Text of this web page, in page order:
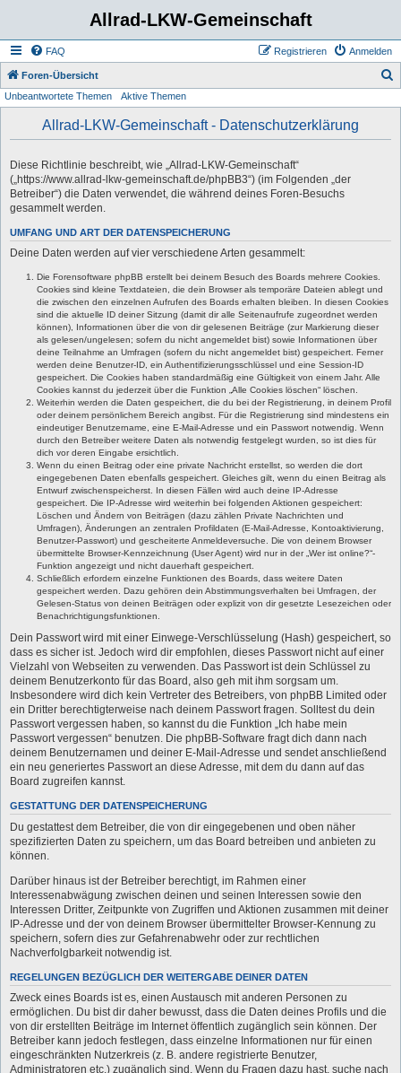
Allrad-LKW-Gemeinschaft
FAQ Anmelden
Registrieren
Foren-Übersicht
Unbeantwortete Themen Aktive Themen
Allrad-LKW-Gemeinschaft - Datenschutzerklärung
Diese Richtlinie beschreibt, wie „Allrad-LKW-Gemeinschaft“
(„https://www.allrad-lkw-gemeinschaft.de/phpBB3“) (im Folgenden „der
Betreiber“) die Daten verwendet, die während deines Foren-Besuchs
gesammelt werden.
UMFANG UND ART DER DATENSPEICHERUNG
Deine Daten werden auf vier verschiedene Arten gesammelt:
Die Forensoftware phpBB erstellt bei deinem Besuch des Boards mehrere Cookies.
Cookies sind kleine Textdateien, die dein Browser als temporäre Dateien ablegt und
die zwischen den einzelnen Aufrufen des Boards erhalten bleiben. In diesen Cookies
sind die aktuelle ID deiner Sitzung (damit dir alle Seitenaufrufe zugeordnet werden
können), Informationen über die von dir gelesenen Beiträge (zur Markierung dieser
als gelesen/ungelesen; sofern du nicht angemeldet bist) sowie Informationen über
deine Teilnahme an Umfragen (sofern du nicht angemeldet bist) gespeichert. Ferner
werden deine Benutzer-ID, ein Authentifizierungsschlüssel und eine Session-ID
gespeichert. Die Cookies haben standardmäßig eine Gültigkeit von einem Jahr. Alle
Cookies kannst du jederzeit über die Funktion „Alle Cookies löschen“ löschen.
Weiterhin werden die Daten gespeichert, die du bei der Registrierung, in deinem Profil
oder deinem persönlichem Bereich angibst. Für die Registrierung sind mindestens ein
eindeutiger Benutzername, eine E-Mail-Adresse und ein Passwort notwendig. Wenn
durch den Betreiber weitere Daten als notwendig festgelegt wurden, so ist dies für
dich vor deren Eingabe ersichtlich.
Wenn du einen Beitrag oder eine private Nachricht erstellst, so werden die dort
eingegebenen Daten ebenfalls gespeichert. Gleiches gilt, wenn du einen Beitrag als
Entwurf zwischenspeicherst. In diesen Fällen wird auch deine IP-Adresse
gespeichert. Die IP-Adresse wird weiterhin bei folgenden Aktionen gespeichert:
Löschen und Ändern von Beiträgen (dazu zählen Private Nachrichten und
Umfragen), Änderungen an zentralen Profildaten (E-Mail-Adresse, Kontoaktivierung,
Benutzer-Passwort) und gescheiterte Anmeldeversuche. Die von deinem Browser
übermittelte Browser-Kennzeichnung (User Agent) wird nur in der „Wer ist online?“-
Funktion angezeigt und nicht dauerhaft gespeichert.
Schließlich erfordern einzelne Funktionen des Boards, dass weitere Daten
gespeichert werden. Dazu gehören dein Abstimmungsverhalten bei Umfragen, der
Gelesen-Status von deinen Beiträgen oder explizit von dir gesetzte Lesezeichen oder
Benachrichtigungsfunktionen.
Dein Passwort wird mit einer Einwege-Verschlüsselung (Hash) gespeichert, so
dass es sicher ist. Jedoch wird dir empfohlen, dieses Passwort nicht auf einer
Vielzahl von Webseiten zu verwenden. Das Passwort ist dein Schlüssel zu
deinem Benutzerkonto für das Board, also geh mit ihm sorgsam um.
Insbesondere wird dich kein Vertreter des Betreibers, von phpBB Limited oder
ein Dritter berechtigterweise nach deinem Passwort fragen. Solltest du dein
Passwort vergessen haben, so kannst du die Funktion „Ich habe mein
Passwort vergessen“ benutzen. Die phpBB-Software fragt dich dann nach
deinem Benutzernamen und deiner E-Mail-Adresse und sendet anschließend
ein neu generiertes Passwort an diese Adresse, mit dem du dann auf das
Board zugreifen kannst.
GESTATTUNG DER DATENSPEICHERUNG
Du gestattest dem Betreiber, die von dir eingegebenen und oben näher
spezifizierten Daten zu speichern, um das Board betreiben und anbieten zu
können.
Darüber hinaus ist der Betreiber berechtigt, im Rahmen einer
Interessenabwägung zwischen deinen und seinen Interessen sowie den
Interessen Dritter, Zeitpunkte von Zugriffen und Aktionen zusammen mit deiner
IP-Adresse und der von deinem Browser übermittelter Browser-Kennung zu
speichern, sofern dies zur Gefahrenabwehr oder zur rechtlichen
Nachverfolgbarkeit notwendig ist.
REGELUNGEN BEZÜGLICH DER WEITERGABE DEINER DATEN
Zweck eines Boards ist es, einen Austausch mit anderen Personen zu
ermöglichen. Du bist dir daher bewusst, dass die Daten deines Profils und die
von dir erstellten Beiträge im Internet öffentlich zugänglich sein können. Der
Betreiber kann jedoch festlegen, dass einzelne Informationen nur für einen
eingeschränkten Nutzerkreis (z. B. andere registrierte Benutzer,
Administratoren etc.) zugänglich sind. Wenn du Fragen dazu hast, suche nach